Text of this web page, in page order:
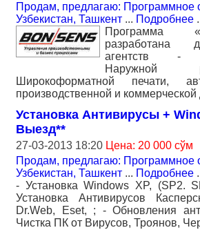
Продам, предлагаю: Программное
Узбекистан, Ташкент ... Подробнее
Программа
разработана
агентств -
Наружной
Широкоформатной печати,
производственной и коммерческой
Установка Антивирусы +
Выезд**
27-03-2013 18:20 Цена: 20 000 сўм
Продам, предлагаю: Программное
Узбекистан, Ташкент ... Подробнее
- Установка Windows XP, (SP2.
Установка Антивирусов
Dr.Web, Eset, ; - Обновления
Чистка ПК от Вирусов, Троянов,